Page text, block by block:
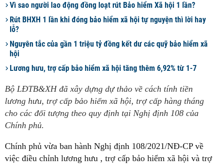
Vì sao người lao động đồng loạt rút Bảo hiểm Xã hội 1 lần?
Rút BHXH 1 lần khi đóng bảo hiểm xã hội tự nguyện thì lời hay
lỗ?
Nguyên tắc của gần 1 triệu tỷ đồng kết dư các quỹ bảo hiểm xã
hội
Lương hưu, trợ cấp bảo hiểm xã hội tăng thêm 6,92% từ 1-7
Bộ LĐTB&XH đã xây dựng dự thảo về cách tính tiền
lương hưu, trợ cấp bảo hiểm xã hội, trợ cấp hàng tháng
cho các đối tượng theo quy định tại Nghị định 108 của
Chính phủ.
Chính phủ vừa ban hành Nghị định 108/2021/NĐ-CP về
việc điều chỉnh lương hưu , trợ cấp bảo hiểm xã hội và trợ